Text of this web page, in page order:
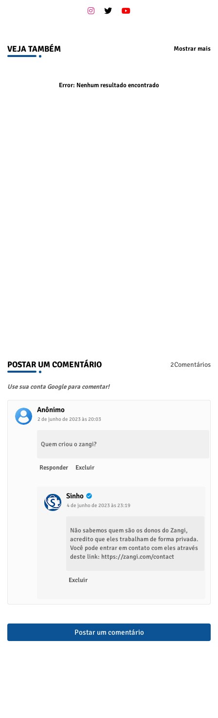
VEJA TAMBÉM Mostrar mais
Error: Nenhum resultado encontrado
POSTAR UM COMENTÁRIO 2Comentários
Use sua conta Google para comentar!
Anônimo
2 de junho de 2023 às 20:03
Quem criou o zangi?
Responder Excluir
Sinho
4 de junho de 2023 às 23:19
Não sabemos quem são os donos do Zangi,
acredito que eles trabalham de forma privada.
Você pode entrar em contato com eles através
deste link: https://zangi.com/contact
Excluir
Postar um comentário